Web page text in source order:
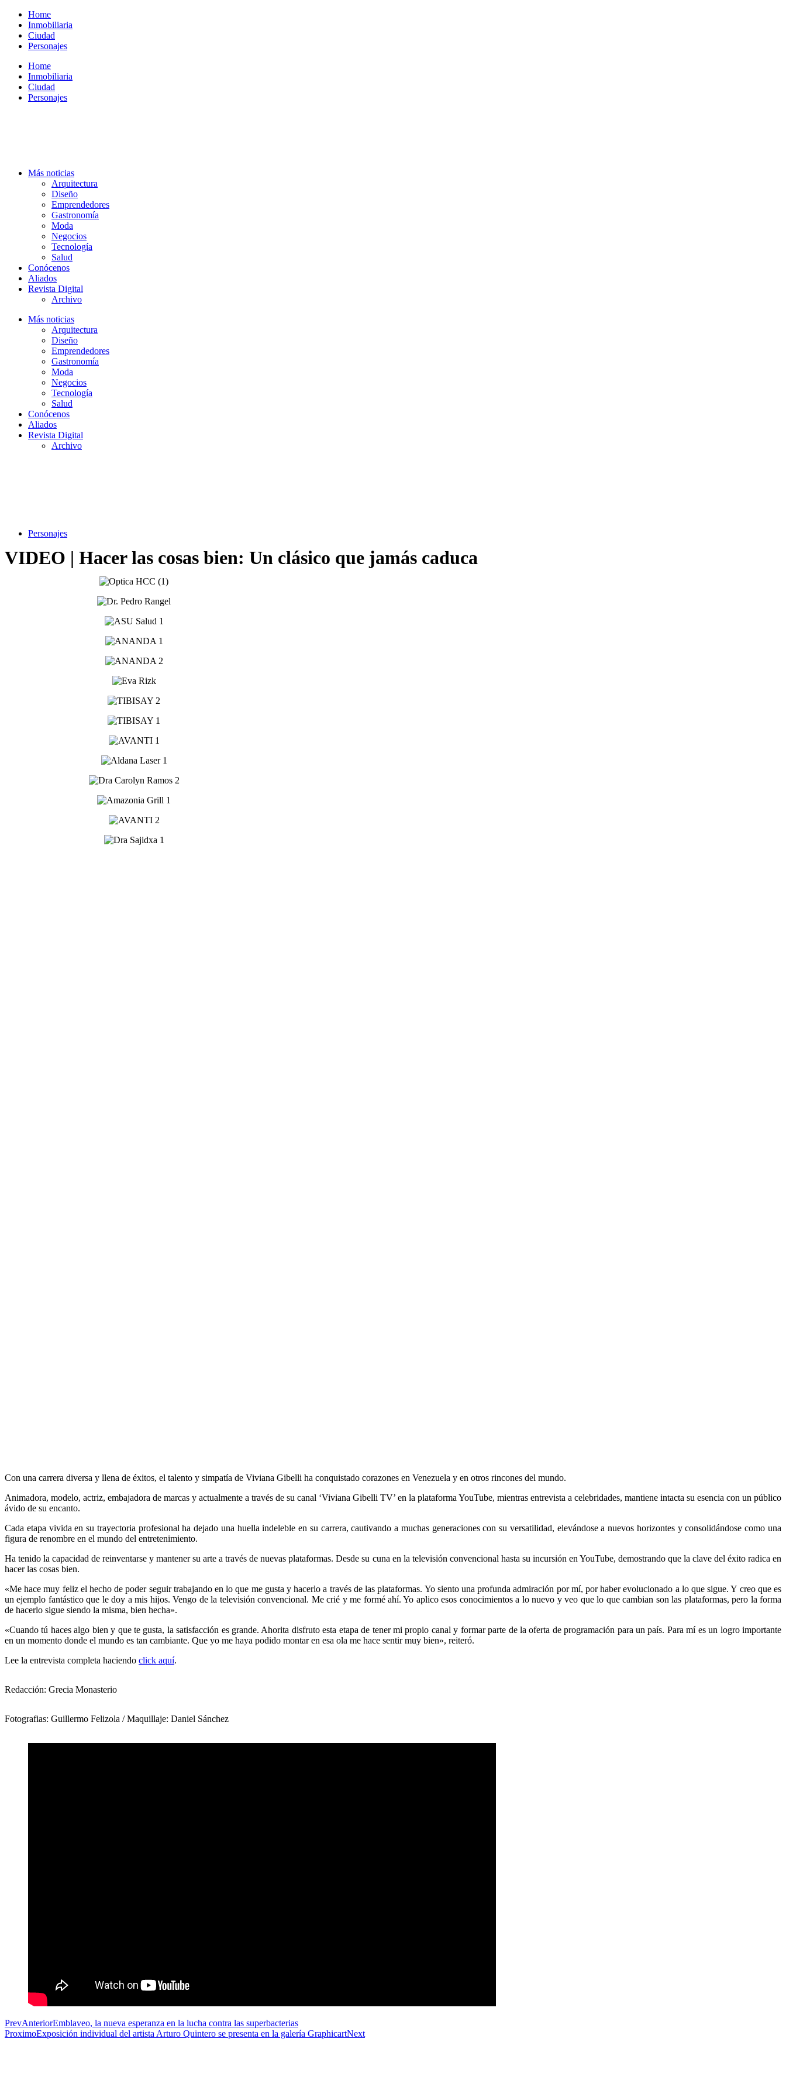
contenido
Home
Inmobiliaria
Ciudad
Personajes
Home
Inmobiliaria
Ciudad
Personajes
Más noticias
Arquitectura
Diseño
Emprendedores
Gastronomía
Moda
Negocios
Tecnología
Salud
Conócenos
Aliados
Revista Digital
Archivo
Más noticias
Arquitectura
Diseño
Emprendedores
Gastronomía
Moda
Negocios
Tecnología
Salud
Conócenos
Aliados
Revista Digital
Archivo
Personajes
VIDEO | Hacer las cosas bien: Un clásico que jamás caduca
Con una carrera diversa y llena de éxitos, el talento y simpatía de Viviana Gibelli ha conquistado corazones en Venezuela y en otros rincones del mundo.
Animadora, modelo, actriz, embajadora de marcas y actualmente a través de su canal ‘Viviana Gibelli TV’ en la plataforma YouTube, mientras entrevista a celebridades, mantiene intacta su esencia con un público
ávido de su encanto.
Cada etapa vivida en su trayectoria profesional ha dejado una huella indeleble en su carrera, cautivando a muchas generaciones con su versatilidad, elevándose a nuevos horizontes y consolidándose como una
figura de renombre en el mundo del entretenimiento.
Ha tenido la capacidad de reinventarse y mantener su arte a través de nuevas plataformas. Desde su cuna en la televisión convencional hasta su incursión en YouTube, demostrando que la clave del éxito radica en
hacer las cosas bien.
«Me hace muy feliz el hecho de poder seguir trabajando en lo que me gusta y hacerlo a través de las plataformas. Yo siento una profunda admiración por mí, por haber evolucionado a lo que sigue. Y creo que es
un ejemplo fantástico que le doy a mis hijos. Vengo de la televisión convencional. Me crié y me formé ahí. Yo aplico esos conocimientos a lo nuevo y veo que lo que cambian son las plataformas, pero la forma
de hacerlo sigue siendo la misma, bien hecha».
«Cuando tú haces algo bien y que te gusta, la satisfacción es grande. Ahorita disfruto esta etapa de tener mi propio canal y formar parte de la oferta de programación para un país. Para mí es un logro importante
en un momento donde el mundo es tan cambiante. Que yo me haya podido montar en esa ola me hace sentir muy bien», reiteró.
Lee la entrevista completa haciendo click aquí.
Redacción: Grecia Monasterio
Fotografias: Guillermo Felizola / Maquillaje: Daniel Sánchez
PrevAnteriorEmblaveo, la nueva esperanza en la lucha contra las superbacterias
ProximoExposición individual del artista Arturo Quintero se presenta en la galería GraphicartNext